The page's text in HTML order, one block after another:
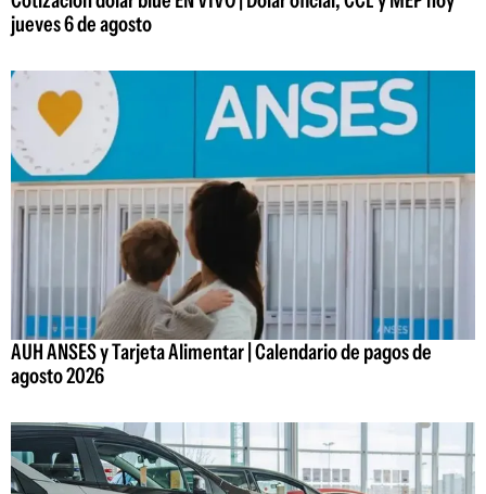
jueves 6 de agosto
AUH ANSES y Tarjeta Alimentar | Calendario de pagos de
agosto 2026